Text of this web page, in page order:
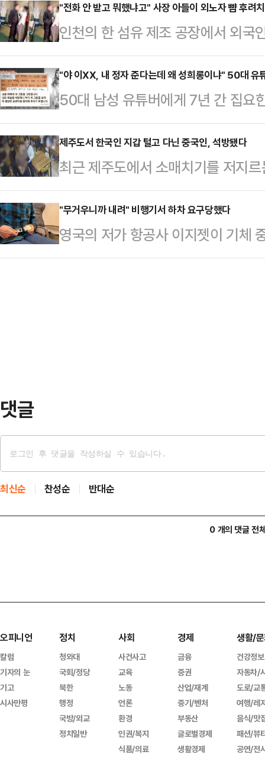
(현지시간) 도널드 트럼프 대통령
루스소셜에 당시 상황이 담긴 영상
초짜리 영상에는 보안 요원들이 행
남성이 전속력으로 돌진하는 모습
섰다.트럼프 대통령이 추가로 올린
엎드려 제압된 모습도 담…
"전화 안 받고 뭐했냐고" 사장 아들이 외노자 뺨 후려
인천의 한 섬유 제조 공장에서 외국
당했다는 신고가 접수돼 경찰이 수
따르면 이날 인천 서구의 한 섬유
라데시 국적의 이주 노동자 B씨를
가 공개한 영상에는 A씨가 B씨를
아 폭행하는 장면이 담겼다. A씨는
르고 주먹을 들어 올려 때릴 듯 위
후 연락을 …
"야 이XX, 내 정자 준다는데 왜 성희롱이냐" 50대 유
50대 남성 유튜버에게 7년 간 집요
하게 된 사연이 알려졌다.19일
2021년 지인으로부터 충격적인 이
'자신의 정자를 주겠다'는 제목으로
곧바로 검색해 해당 영상을 확인했
급된 것을 발견했다. 해당 유튜버
하면, 세차 영상에 뜬금없이 'OOO
을 붙였다…
제주도서 한국인 지갑 털고 다닌 중국인, 석방됐다
최근 제주도에서 소매치기를 저지
증(비자없이 30일 간 체류)으로 제
대해 검찰이 석방 조처했다.25일
검찰은 최근 경찰이 신청한 중국인
영장을 법원에 청구하지 않은 것으
"무거우니까 내려" 비행기서 하차 요구당했다
영국의 저가 항공사 이지젯이 기체
들에게 하차를 요청해 논란이 일고
댓글
최신순 찬성순 반대순
0 개의 댓글 전
오피니언
칼럼
기자의 눈
기고
시사만평
정치
청와대
국회/정당
북한
행정
국방/외교
정치일반
사회
사건사고
교육
노동
언론
환경
인권/복지
식품/의료
경제
금융
증권
산업/재계
중기/벤처
부동산
글로벌경제
생활경제
생활/
건강정보
자동차/
도로/교
여행/레
음식/맛
패션/뷰
공연/전